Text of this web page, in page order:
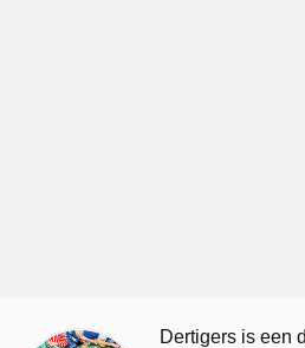
Dertigers is een